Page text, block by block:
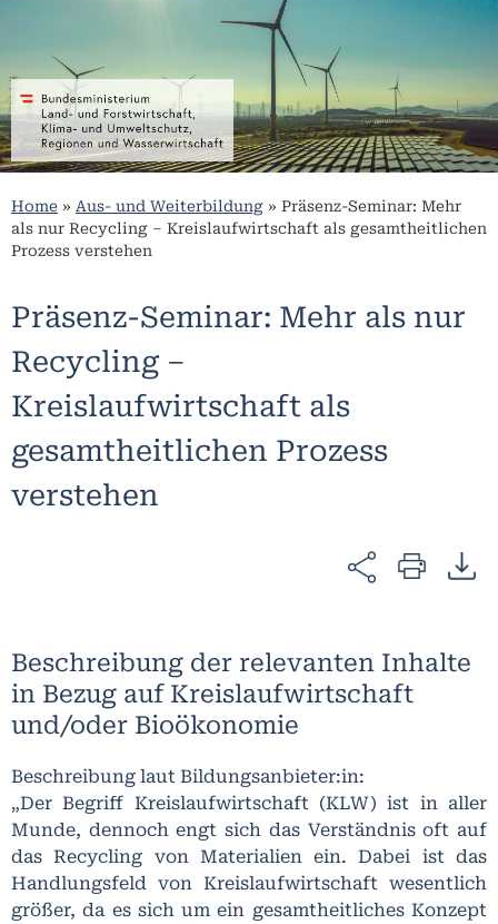
Home » Aus- und Weiterbildung » Präsenz-Seminar: Mehr
als nur Recycling – Kreislaufwirtschaft als gesamtheitlichen
Prozess verstehen
Präsenz-Seminar: Mehr als nur
Recycling –
Kreislaufwirtschaft als
gesamtheitlichen Prozess
verstehen
Beschreibung der relevanten Inhalte
in Bezug auf Kreislaufwirtschaft
und/oder Bioökonomie
Beschreibung laut Bildungsanbieter:in:
„Der Begriff Kreislaufwirtschaft (KLW) ist in aller
Munde, dennoch engt sich das Verständnis oft auf
das Recycling von Materialien ein. Dabei ist das
Handlungsfeld von Kreislaufwirtschaft wesentlich
größer, da es sich um ein gesamtheitliches Konzept